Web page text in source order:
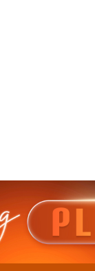
Casio
230EL-
Mua